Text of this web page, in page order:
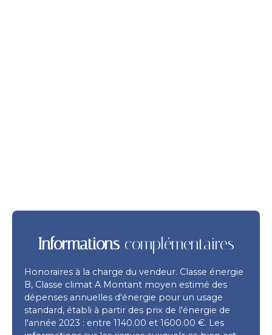
Informations complémentaires
Honoraires à la charge du vendeur. Classe énergie
B, Classe climat A Montant moyen estimé des
dépenses annuelles d'énergie pour un usage
standard, établi à partir des prix de l'énergie de
l'année 2023 : entre 1140.00 et 1600.00 €. Les